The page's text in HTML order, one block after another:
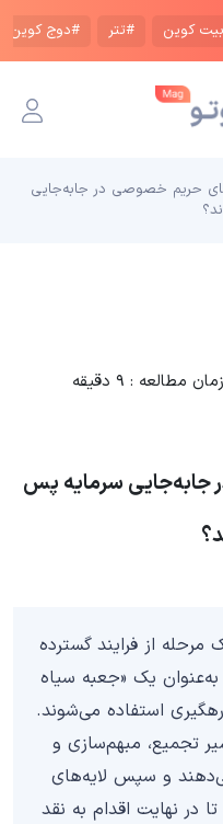
کوین #تتر #دوج کوین
حریم خصوصی در جابه‌جایی
مطالعه : ۹ دقیقه
سرمایه پس
از فرایند گسترده
یک «جعبه سیاه
استفاده می‌شوند.
تجمیع، مبهم‌سازی و
و سپس لایه‌های
در نهایت اقدام به نقد